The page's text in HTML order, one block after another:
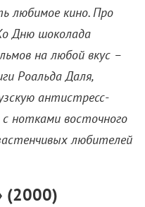
любимое кино. Про
Дню шоколада
на любой вкус –
Роальда Даля,
антистресс-
нотками восточного
любителей
(2000)